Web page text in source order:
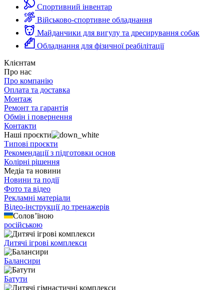
Спортивний інвентар
Військово-спортивне обладнання
Майданчики для вигулу та дресирування собак
Обладнання для фізичної реабілітації
Клієнтам
Про нас
Про компанію
Оплата та доставка
Монтаж
Ремонт та гарантія
Обмін і повернення
Контакти
Наші проєкти
Типові проєкти
Рекомендації з підготовки основ
Колірні рішення
Медіа та новини
Новини та події
Фото та відео
Рекламні матеріали
Відео-інструкції до тренажерів
Солов’їною
російською
Дитячі ігрові комплекси
Балансири
Батути